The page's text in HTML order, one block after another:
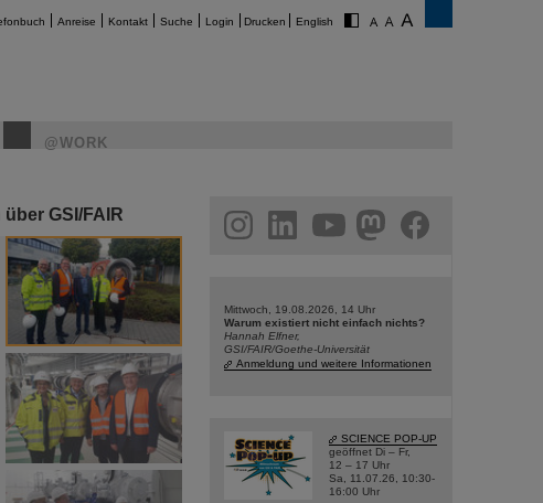
Anreise Kontakt Suche Login Drucken English
@WORK
GSI/FAIR
instagramlinkedin youtube facebook
Mittwoch, 19.08.2026, 14 Uhr
Warum existiert nicht einfach nichts?
Hannah Elfner,
GSI/FAIR/Goethe-Universität
Anmeldung und weitere Informationen
SCIENCE POP-UP
geöffnet Di – Fr,
12 – 17 Uhr
Sa, 11.07.26, 10:30-
16:00 Uhr